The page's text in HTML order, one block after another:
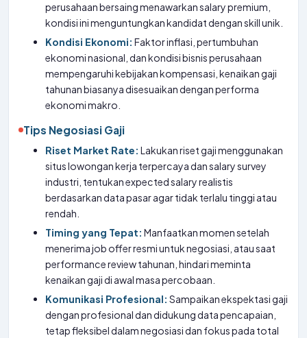
perusahaan bersaing menawarkan salary premium,
kondisi ini menguntungkan kandidat dengan skill unik.
Kondisi Ekonomi: Faktor inflasi, pertumbuhan
ekonomi nasional, dan kondisi bisnis perusahaan
mempengaruhi kebijakan kompensasi, kenaikan gaji
tahunan biasanya disesuaikan dengan performa
ekonomi makro.
Tips Negosiasi Gaji
Riset Market Rate: Lakukan riset gaji menggunakan
situs lowongan kerja terpercaya dan salary survey
industri, tentukan expected salary realistis
berdasarkan data pasar agar tidak terlalu tinggi atau
rendah.
Timing yang Tepat: Manfaatkan momen setelah
menerima job offer resmi untuk negosiasi, atau saat
performance review tahunan, hindari meminta
kenaikan gaji di awal masa percobaan.
Komunikasi Profesional: Sampaikan ekspektasi gaji
dengan profesional dan didukung data pencapaian,
tetap fleksibel dalam negosiasi dan fokus pada total